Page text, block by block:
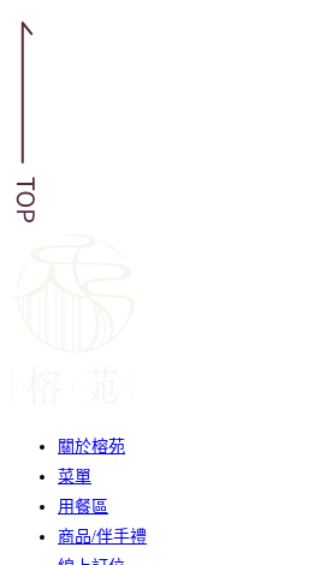
關於榕苑
菜單
用餐區
商品/伴手禮